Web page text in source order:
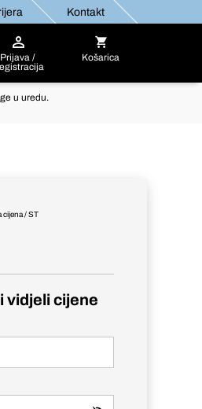
Kontakt
Prijava /
Košarica
u uredu.
cijena / ST
vidjeli cijene